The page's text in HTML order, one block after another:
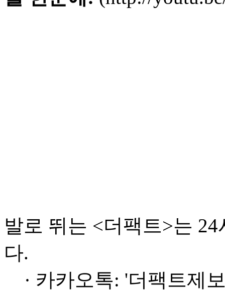
발로 뛰는 <더팩트>는
다.
· 카카오톡: '더팩트제